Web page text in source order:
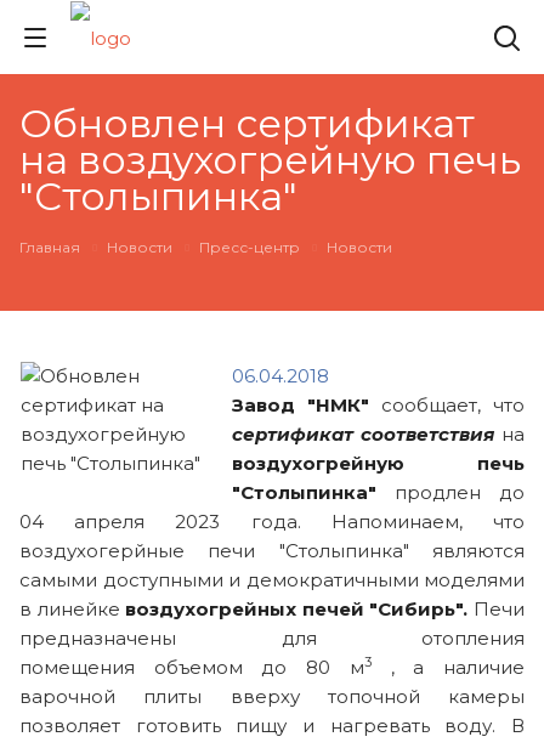
Обновлен сертификат
на воздухогрейную печь
"Столыпинка"
Главная Новости Пресс-центр Новости
06.04.2018
Завод "НМК" сообщает, что
сертификат соответствия на
воздухогрейную печь
"Столыпинка" продлен до
04 апреля 2023 года. Напоминаем, что
воздухогерйные печи "Столыпинка" являются
самыми доступными и демократичными моделями
в линейке воздухогрейных печей "Сибирь". Печи
предназначены для отопления
помещения объемом до 80 м3, а наличие
варочной плиты вверху топочной камеры
позволяет готовить пищу и нагревать воду. В